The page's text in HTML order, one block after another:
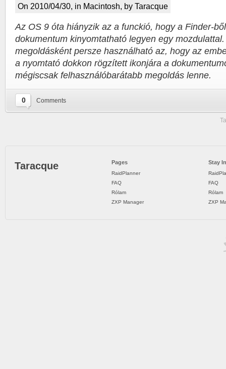
On 2010/04/30, in Macintosh, by Taracque
Az OS 9 óta hiányzik az a funckió, hogy a Finder-
dokumentum kinyomtatható legyen egy
megoldásként persze használható az, hogy az
a nyomtató dokkon rögzített ikonjára a
mégiscsak felhasználóbarátabb megoldás lenne.
0 Comments
Taracque Pages
RaidPlanner
FAQ
Rólam
ZXP Manager
Stay
FAQ
Rólam
ZXP